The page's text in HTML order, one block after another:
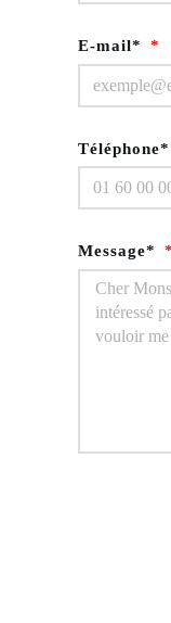
E-mail*
Téléphone*
Message*